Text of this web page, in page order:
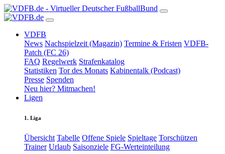
VDFB
News Nachspielzeit (Magazin) Termine & Fristen VDFB-
Patch (FC 26)
FAQ Regelwerk Strafenkatalog
Statistiken Tor des Monats Kabinentalk (Podcast)
Presse Spenden
Neu hier? Mitmachen!
Ligen
1. Liga
Übersicht Tabelle Offene Spiele Spieltage Torschützen
Trainer Urlaub Saisonziele FG-Werteinteilung